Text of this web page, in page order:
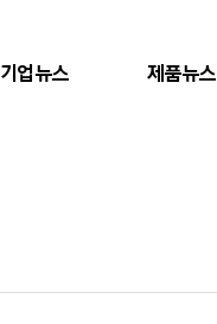
기업뉴스 제품뉴스